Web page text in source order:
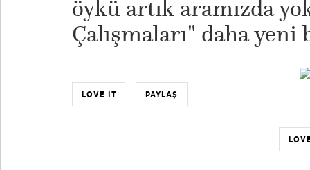
öykü artık aramızda
Çalışmaları" daha yeni
LOVE IT PAYLAŞ